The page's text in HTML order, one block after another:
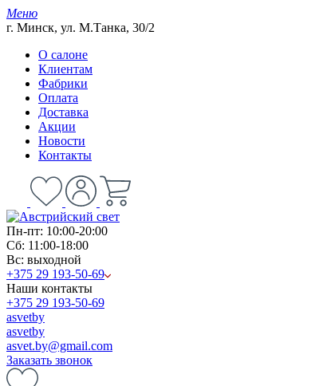
Меню
г. Минск, ул. М.Танка, 30/2
О салоне
Клиентам
Фабрики
Оплата
Доставка
Акции
Новости
Контакты
Пн-пт: 10:00-20:00
Сб: 11:00-18:00
Вс: выходной
+375 29 193-50-69
Наши контакты
+375 29 193-50-69
asvetby
asvetby
asvet.by@gmail.com
Заказать звонок